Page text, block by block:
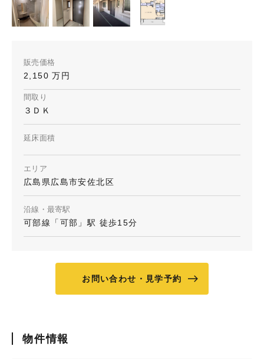
販売価格
2,150 万円
間取り
３ＤＫ
延床面積
エリア
広島県広島市安佐北区
沿線・最寄駅
可部線「可部」駅 徒歩15分
お問い合わせ・見学予約
物件情報